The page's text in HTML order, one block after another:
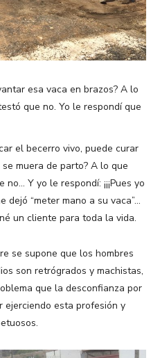
esa vaca en brazos? A lo
que no. Yo le respondí que
el becerro vivo, puede curar
muera de parto? A lo que
Y yo le respondí: ¡¡¡Pues yo
dejó “meter mano a su vaca”…
un cliente para toda la vida.
se supone que los hombres
son retrógrados y machistas,
que la desconfianza por
ejerciendo esta profesión y